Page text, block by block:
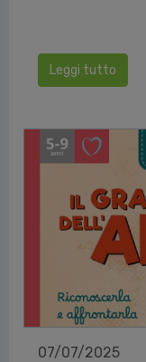
Leggi tutto
07/07/2025